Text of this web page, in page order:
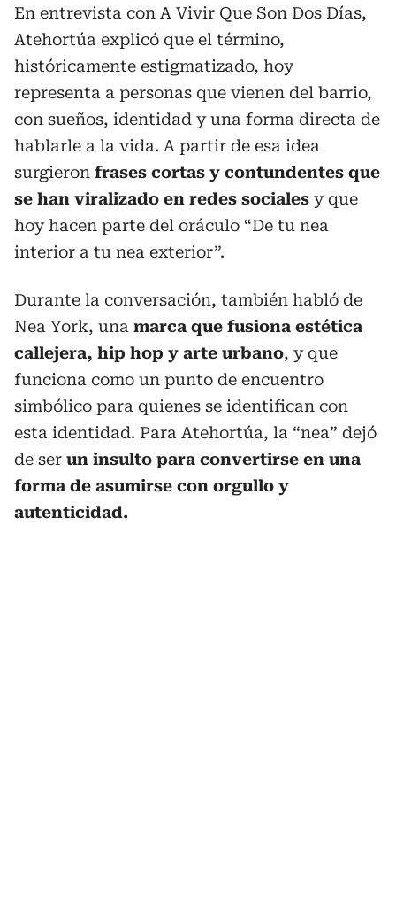
En entrevista con A Vivir Que Son Dos Días,
Atehortúa explicó que el término,
históricamente estigmatizado, hoy
representa a personas que vienen del barrio,
con sueños, identidad y una forma directa de
hablarle a la vida. A partir de esa idea
surgieron frases cortas y contundentes que
se han viralizado en redes sociales y que
hoy hacen parte del oráculo “De tu nea
interior a tu nea exterior”.
Durante la conversación, también habló de
Nea York, una marca que fusiona estética
callejera, hip hop y arte urbano, y que
funciona como un punto de encuentro
simbólico para quienes se identifican con
esta identidad. Para Atehortúa, la “nea” dejó
de ser un insulto para convertirse en una
forma de asumirse con orgullo y
autenticidad.